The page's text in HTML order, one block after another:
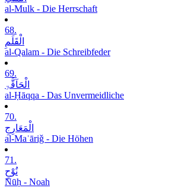
al-Mulk - Die Herrschaft
68.
الْقَلَمِ
al-Qalam - Die Schreibfeder
69.
الْحَآقَّۃِ
al-Ḥāqqa - Das Unvermeidliche
70.
الْمَعَارِجِ
al-Maʿāriǧ - Die Höhen
71.
نُوْحٍ
Nūḥ - Noah